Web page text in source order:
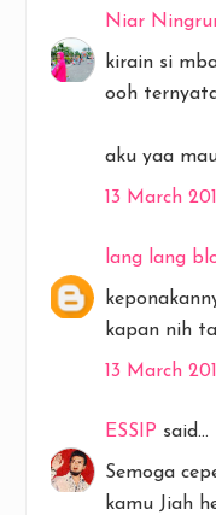
Niar
kirain si
ooh
aku yaa
13 March
lang lang
kapan nih
13 March
ESSIP said...
Semoga
kamu Jiah